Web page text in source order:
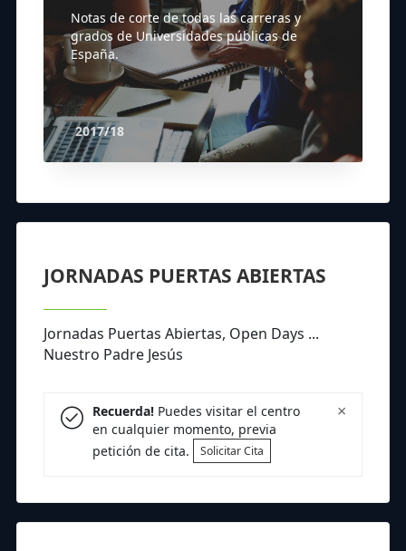
Notas de corte de todas las carreras y
grados de Universidades públicas de
España.
2017/18
JORNADAS PUERTAS ABIERTAS
Jornadas Puertas Abiertas, Open Days ...
Nuestro Padre Jesús
×
Recuerda!Puedes visitar el centro
en cualquier momento, previa
petición de cita.
Solicitar Cita